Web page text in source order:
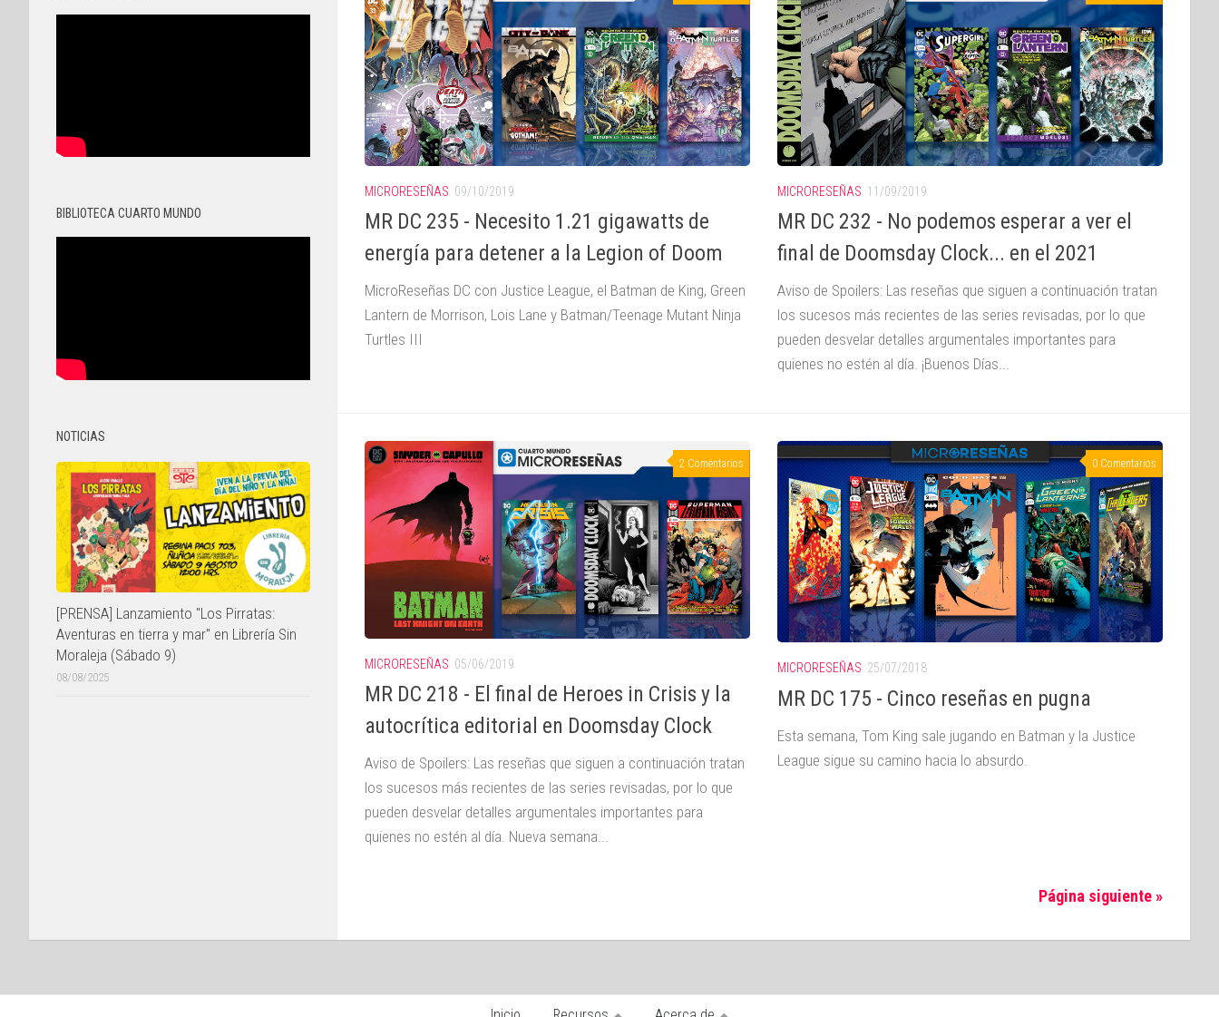
MICRORESEÑAS 09/10/2019
MR DC 235 - Necesito 1.21 gigawatts de
energía para detener a la Legion of Doom
MicroReseñas DC con Justice League, el Batman de King, Green
Lantern de Morrison, Lois Lane y Batman/Teenage Mutant Ninja
Turtles III
MICRORESEÑAS 11/09/2019
MR DC 232 - No podemos esperar a ver el
final de Doomsday Clock... en el 2021
Aviso de Spoilers: Las reseñas que siguen a continuación tratan
los sucesos más recientes de las series revisadas, por lo que
pueden desvelar detalles argumentales importantes para
quienes no estén al día. ¡Buenos Días...
2 Comentarios
MICRORESEÑAS 05/06/2019
MR DC 218 - El final de Heroes in Crisis y la
autocrítica editorial en Doomsday Clock
Aviso de Spoilers: Las reseñas que siguen a continuación tratan
los sucesos más recientes de las series revisadas, por lo que
pueden desvelar detalles argumentales importantes para
quienes no estén al día. Nueva semana...
0 Comentarios
MICRORESEÑAS 25/07/2018
MR DC 175 - Cinco reseñas en pugna
Esta semana, Tom King sale jugando en Batman y la Justice
League sigue su camino hacia lo absurdo.
Página siguiente »
BIBLIOTECA CUARTO MUNDO
NOTICIAS
[PRENSA] Lanzamiento "Los Pirratas:
Aventuras en tierra y mar" en Librería Sin
Moraleja (Sábado 9)
08/08/2025